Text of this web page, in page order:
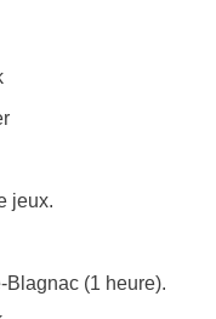
jeux.
Blagnac (1 heure).